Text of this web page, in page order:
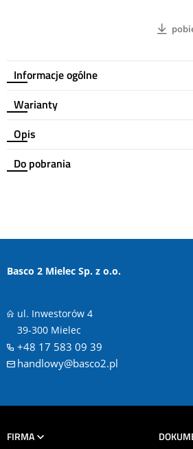
Informacje ogólne
Warianty
Opis
Do pobrania
Basco 2 Mielec Sp. z o.o.
ul. Inwestorów 4
39-300 Mielec
+48 17 583 09 39
handlowy@basco2.pl
FIRMA